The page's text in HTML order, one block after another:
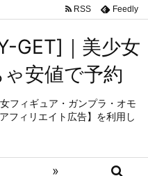
GET]｜美少女
安値で予約
フィギュア・ガンプラ・オモ
フィリエイト広告】を利用し
»
RSS Feedly